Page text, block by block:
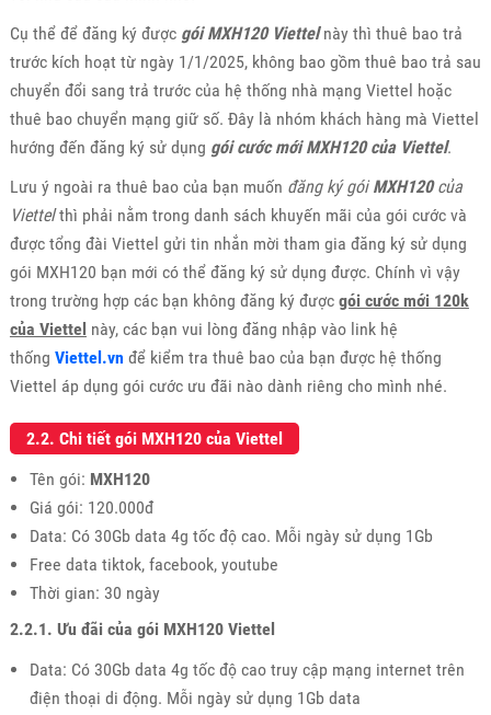
Cụ thể để đăng ký được gói MXH120 Viettelnày thì thuê bao trả
trước kích hoạt từ ngày 1/1/2025, không bao gồm thuê bao trả sau
chuyển đổi sang trả trước của hệ thống nhà mạng Viettel hoặc
thuê bao chuyển mạng giữ số. Đây là nhóm khách hàng mà Viettel
hướng đến đăng ký sử dụng gói cước mới MXH120 của Viettel.
Lưu ý ngoài ra thuê bao của bạn muốn đăng ký góiMXH120của
Viettelthì phải nằm trong danh sách khuyến mãi của gói cước và
được tổng đài Viettel gửi tin nhắn mời tham gia đăng ký sử dụng
gói MXH120 bạn mới có thể đăng ký sử dụng được. Chính vì vậy
trong trường hợp các bạn không đăng ký được gói cước mới 120k
của Viettel này, các bạn vui lòng đăng nhập vào link hệ
thống Viettel.vnđể kiểm tra thuê bao của bạn được hệ thống
Viettel áp dụng gói cước ưu đãi nào dành riêng cho mình nhé.
2.2. Chi tiết gói MXH120 của Viettel
Tên gói: MXH120
Giá gói: 120.000đ
Data: Có 30Gb data 4g tốc độ cao. Mỗi ngày sử dụng 1Gb
Free data tiktok, facebook, youtube
Thời gian: 30 ngày
2.2.1. Ưu đãi của gói MXH120 Viettel
Data: Có 30Gb data 4g tốc độ cao truy cập mạng internet trên
điện thoại di động. Mỗi ngày sử dụng 1Gb data